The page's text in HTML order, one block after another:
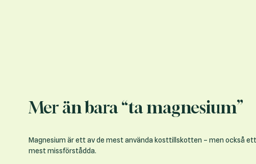
Mer än bara “ta magnesium”
Magnesium är ett av de mest använda kosttillskotten – men också
mest missförstådda.